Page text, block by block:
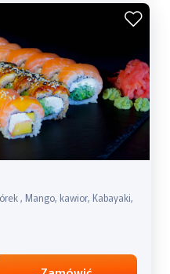
, Mango, kawior, Kabayaki,